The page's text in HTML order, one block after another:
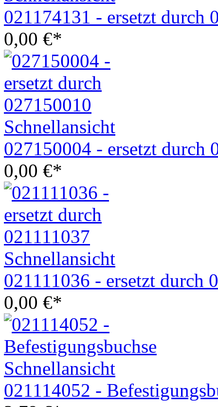
021174131 - ersetzt durch
0,00 €*
Schnellansicht
027150004 - ersetzt durch
0,00 €*
Schnellansicht
021111036 - ersetzt durch
0,00 €*
Schnellansicht
021114052 -